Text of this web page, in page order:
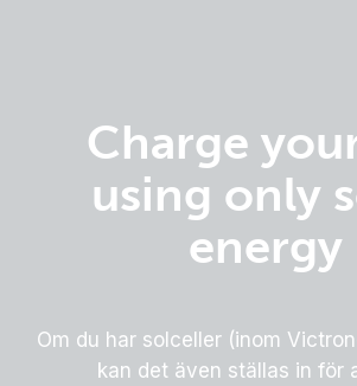
Charge
using only
energy
Om du har solceller (inom
kan det även ställas in för